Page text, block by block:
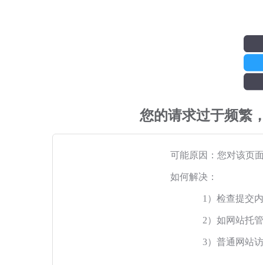
您的请求过于频繁
可能原因：您对该页
如何解决：
1）检查提交
2）如网站托
3）普通网站